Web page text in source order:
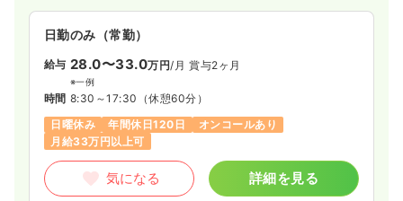
日勤のみ（常勤）
給与 28.0〜33.0万円/月 賞与2ヶ月
※一例
時間 8:30～17:30 （休憩60分）
日曜休み
年間休日120日
オンコールあり
月給33万円以上可
気になる 詳細を見る